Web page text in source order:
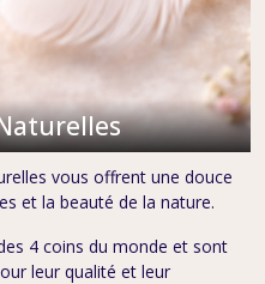
vous offrent une douce
et la beauté de la nature.
4 coins du monde et sont
leur qualité et leur